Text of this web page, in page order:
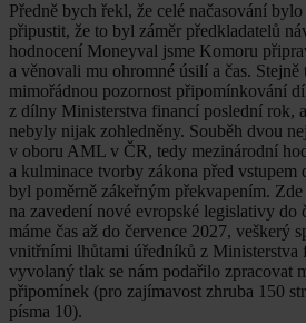
Předně bych řekl, že celé načasování
připustit, že to byl záměr předkladatelů
hodnocení Moneyval jsme Komoru
a věnovali mu ohromné úsilí a čas. Stejně
mimořádnou pozornost připomínkování
z dílny Ministerstva financí poslední rok,
nebyly nijak zohledněny. Souběh dvou
v oboru AML v ČR, tedy mezinárodní
a kulminace tvorby zákona před vstupem
byl poměrně zákeřným překvapením.
na zavedení nové evropské legislativy do
máme čas až do července 2027, veškerý
vnitřními lhůtami úředníků z Ministerstva
vyvolaný tlak se nám podařilo zpracovat
připomínek (pro zajímavost zhruba 150
písma 10).